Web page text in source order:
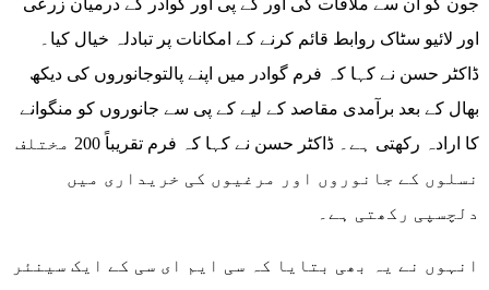
جون کو ان سے ملاقات کی اور کے پی اور گوادر کے درمیان زرعی
اور لائیو سٹاک روابط قائم کرنے کے امکانات پر تبادلہ خیال کیا۔
ڈاکٹر حسن نے کہا کہ فرم گوادر میں اپنے پالتوجانوروں کی دیکھ
بھال کے بعد برآمدی مقاصد کے لیے کے پی سے جانوروں کو منگوانے
کا ارادہ رکھتی ہے۔ ڈاکٹر حسن نے کہا کہ فرم تقریباً 200 مختلف
نسلوں کے جانوروں اور مرغیوں کی خریداری میں
دلچسپی رکھتی ہے۔
انہوں نے یہ بھی بتایا کہ سی ایم ای سی کے ایک سینئر